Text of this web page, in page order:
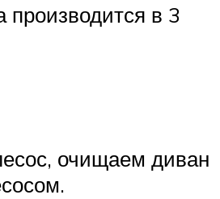
производится в 3
очищаем диван